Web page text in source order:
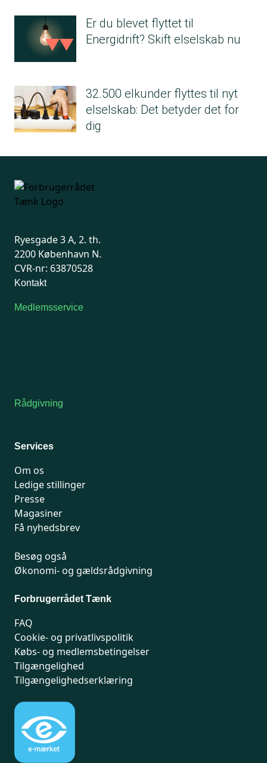
Er du blevet flyttet til
Energidrift? Skift elselskab nu
32.500 elkunder flyttes til nyt
elselskab: Det betyder det for
dig
Ryesgade 3 A, 2. th.
2200 København N.
CVR-nr: 63870528
Kontakt
Medlemsservice
Rådgivning
Services
Om os
Ledige stillinger
Presse
Magasiner
Få nyhedsbrev
Besøg også
Økonomi- og gældsrådgivning
Forbrugerrådet Tænk
FAQ
Cookie- og privatlivspolitik
Købs- og medlemsbetingelser
Tilgængelighed
Tilgængelighedserklæring